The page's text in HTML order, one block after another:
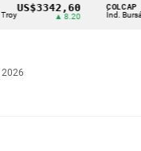
COLCAP
Índ. Bursátil
2026